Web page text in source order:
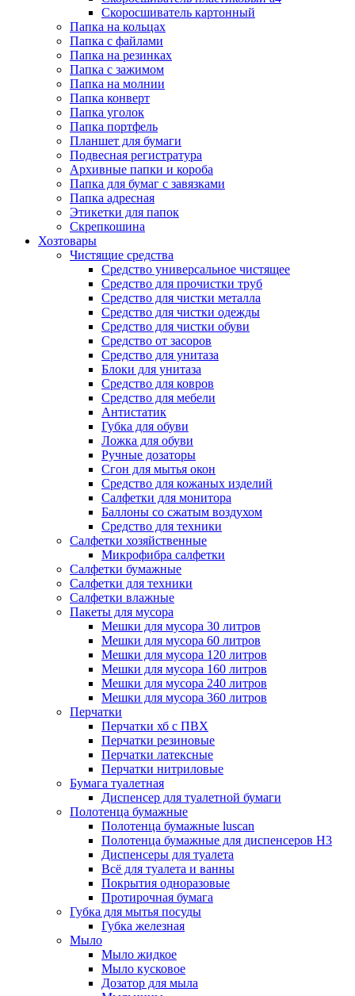
Скоросшиватель картонный
Папка на кольцах
Папка с файлами
Папка на резинках
Папка с зажимом
Папка на молнии
Папка конверт
Папка уголок
Папка портфель
Планшет для бумаги
Подвесная регистратура
Архивные папки и короба
Папка для бумаг с завязками
Папка адресная
Этикетки для папок
Скрепкошина
Хозтовары
Чистящие средства
Средство универсальное чистящее
Средство для прочистки труб
Средство для чистки металла
Средство для чистки одежды
Средство для чистки обуви
Средство от засоров
Средство для унитаза
Блоки для унитаза
Средство для ковров
Средство для мебели
Антистатик
Губка для обуви
Ложка для обуви
Ручные дозаторы
Сгон для мытья окон
Средство для кожаных изделий
Салфетки для монитора
Баллоны со сжатым воздухом
Средство для техники
Салфетки хозяйственные
Микрофибра салфетки
Салфетки бумажные
Салфетки для техники
Салфетки влажные
Пакеты для мусора
Мешки для мусора 30 литров
Мешки для мусора 60 литров
Мешки для мусора 120 литров
Мешки для мусора 160 литров
Мешки для мусора 240 литров
Мешки для мусора 360 литров
Перчатки
Перчатки хб с ПВХ
Перчатки резиновые
Перчатки латексные
Перчатки нитриловые
Бумага туалетная
Диспенсер для туалетной бумаги
Полотенца бумажные
Полотенца бумажные luscan
Полотенца бумажные для диспенсеров H3
Диспенсеры для туалета
Всё для туалета и ванны
Покрытия одноразовые
Протирочная бумага
Губка для мытья посуды
Губка железная
Мыло
Мыло жидкое
Мыло кусковое
Дозатор для мыла